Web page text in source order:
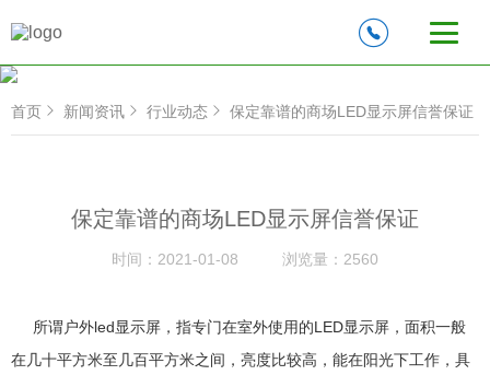
首页 新闻资讯 行业动态 保定靠谱的商场LED显示屏信誉保证
保定靠谱的商场LED显示屏信誉保证
时间： 2021-01-08 浏览量： 2560
所谓户外led显示屏，指专门在室外使用的LED显示屏，面积一般
在几十平方米至几百平方米之间，亮度比较高，能在阳光下工作，具